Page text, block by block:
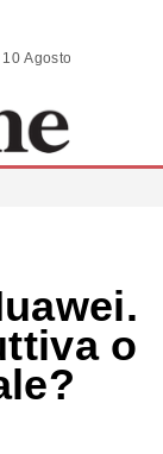
| SCENARI - lunedì 10 Agosto 2026
o